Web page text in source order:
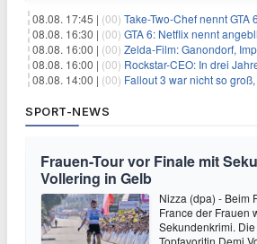
08.08. 17:45 | (00) Take-Two-Chef nennt GTA 6 für 80 Euro
08.08. 16:30 | (00) GTA 6: Netflix nennt angeblich Laufzeit
08.08. 16:00 | (00) Zelda-Film: Ganondorf, Impa und
08.08. 16:00 | (00) Rockstar-CEO: In drei Jahren
08.08. 14:00 | (00) Fallout 3 war nicht so groß, wie
SPORT-NEWS
Frauen-Tour vor Finale mit
Vollering in Gelb
Nizza (dpa) - Beim
France der Frauen
Sekundenkrimi.
Topfavoritin Demi